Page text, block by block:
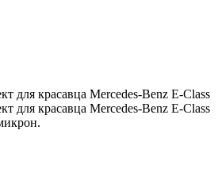
для красавца Mercedes-Benz E-Class
для красавца Mercedes-Benz E-Class